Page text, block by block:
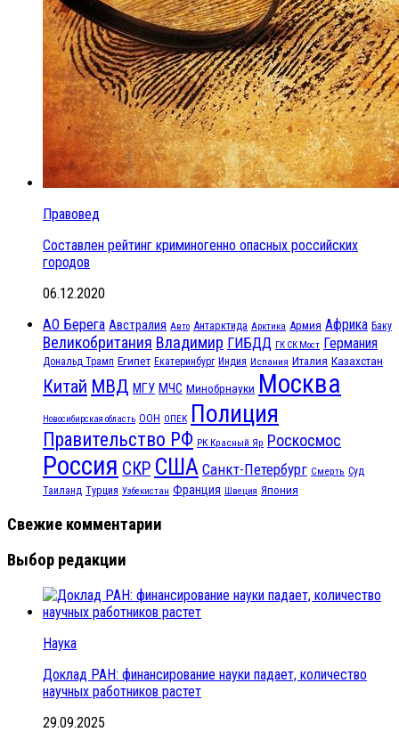
Правовед
Составлен рейтинг криминогенно опасных российских
городов
06.12.2020
АО Берега Австралия Авто Антарктида Арктика Армия Африка Баку
Великобритания Владимир ГИБДД ГК СК Мост Германия
Дональд Трамп Египет Екатеринбург Индия Испания Италия Казахстан
Китай МВД МГУ МЧС Минобрнауки Москва
Новосибирская область ООН ОПЕК Полиция
Правительство РФ РК Красный Яр Роскосмос
Россия СКР США Санкт-Петербург Смерть Суд
Таиланд Турция Узбекистан Франция Швеция Япония
Свежие комментарии
Выбор редакции
Наука
Доклад РАН: финансирование науки падает, количество
научных работников растет
29.09.2025